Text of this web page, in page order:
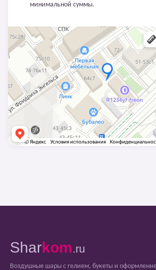
минимальной суммы.
Sharkom.ru
Воздушные шары с гелием, букеты и